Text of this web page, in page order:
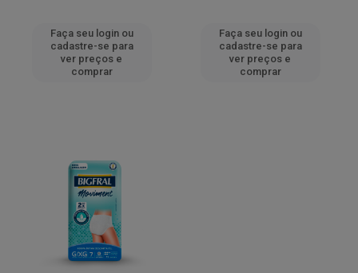
Faça seu login ou
cadastre-se para
ver preços e
comprar
Faça seu login ou
cadastre-se para
ver preços e
comprar